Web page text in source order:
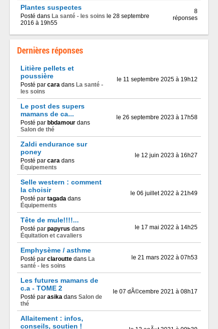
Plantes suspectes
Posté dans La santé - les soins le 28 septembre
2016 à 19h55
8
réponses
Dernières réponses
Litière pellets et
poussière
Posté par cara dans La santé -
les soins
le 11 septembre 2025 à 19h12
Le post des supers
mamans de ca...
Posté par bbdamour dans
Salon de thé
le 26 septembre 2023 à 17h58
Zaldi endurance sur
poney
Posté par cara dans
Équipements
le 12 juin 2023 à 16h27
Selle western : comment
la choisir
Posté par tagada dans
Équipements
le 06 juillet 2022 à 21h49
Tête de mule!!!!...
Posté par papyrus dans
Équitation et cavaliers
le 17 mai 2022 à 14h25
Emphysème / asthme
Posté par claroutte dans La
santé - les soins
le 21 mars 2022 à 07h53
Les futures mamans de
c.a - TOME 2
Posté par asika dans Salon de
thé
le 07 dÃ©cembre 2021 à 08h17
Allaitement : infos,
conseils, soutien !